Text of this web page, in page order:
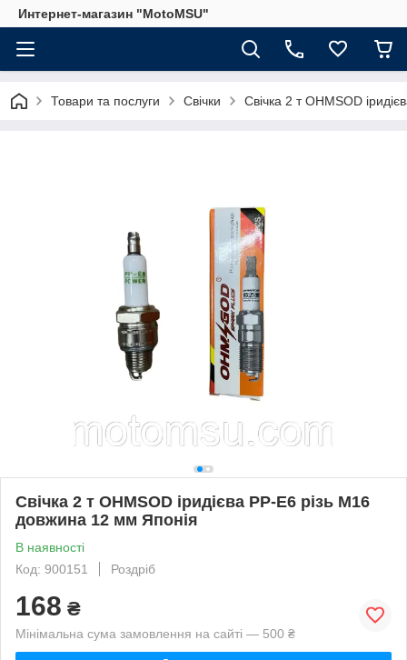
Интернет-магазин "MotoMSU"
Товари та послуги Свічки Свічка 2 т OHMSOD
Свічка 2 т OHMSOD іридієва PP-E6 різь М16
довжина 12 мм Японія
В наявності
Код: 900151
Роздріб
168 ₴
Мінімальна сума замовлення на сайті — 500 ₴